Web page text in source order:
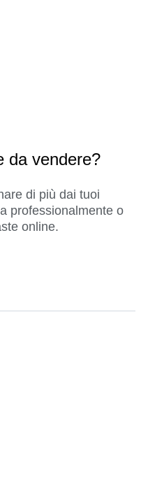
da vendere?
di più dai tuoi
professionalmente o
online.